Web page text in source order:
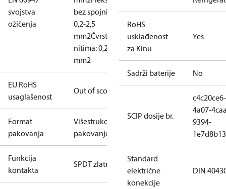
svojstva
ožičenja
bez spojnica:
0,2-2,5
mm2Čvrsto/sa
nitima: 0,2-2,5
mm2
EU RoHS
usaglašenost
Out of scope
Format
pakovanja
Višestruko
pakovanje
Funkcija
kontakta
SPDT zlatni
RoHS
usklađenost
za Kinu
Yes
Sadrži baterije No
SCIP dosije br.
c4c20ce6-
4a07-
9394-
Standard
električne
konekcije
DIN